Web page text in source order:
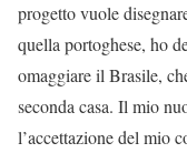
progetto vuole
quella portoghese, ho
omaggiare il Brasile,
seconda casa. Il mio
l’accettazione del mio